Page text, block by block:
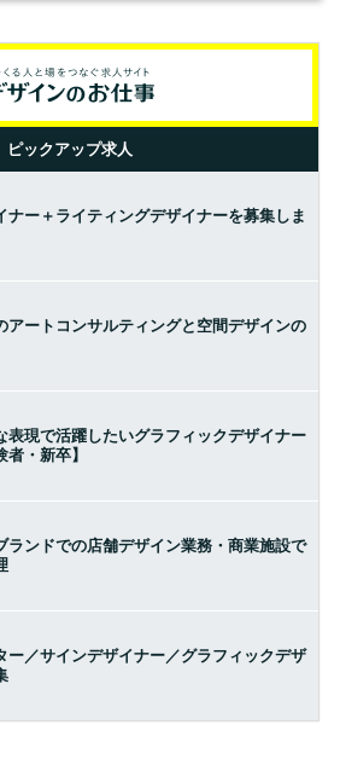
ピックアップ求人
ナー＋ライティングデザイナーを募集しま
アートコンサルティングと空間デザインの
表現で活躍したいグラフィックデザイナー
・新卒】
ランドでの店舗デザイン業務・商業施設で
ー／サインデザイナー／グラフィックデザ